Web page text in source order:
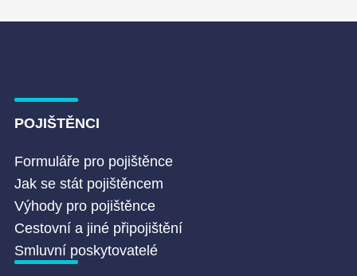
POJIŠTĚNCI
Formuláře pro pojištěnce
Jak se stát pojištěncem
Výhody pro pojištěnce
Cestovní a jiné připojištění
Smluvní poskytovatelé